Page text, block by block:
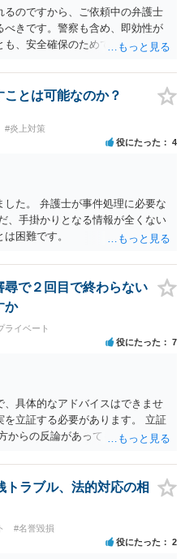
のですから、ご依頼中の弁護士
きです。警察も含め、即効性が
、安全確保のためできることは
とは可能なのか？
#炎上対策
役にたった 4
た。 弁護士が事件処理に必要な
、手掛かりとなる情報が全くない
困難です。
尋で２回目で終わらない
か
ライベート
役にたった 7
具体的なアドバイスはできませ
を立証する必要があります。 立証
からの反論があっても、裁判官が
速性が要求されるためです。 書
可能性がございます。 また、本件
期間の問題もございます。 開示請
けでは足りず、実務を踏まえた
ラブル、法的対応の相
#名誉毀損
役にたった 2